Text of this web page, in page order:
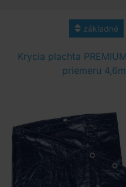
základné
Krycia plachta
priemeru 4,6m